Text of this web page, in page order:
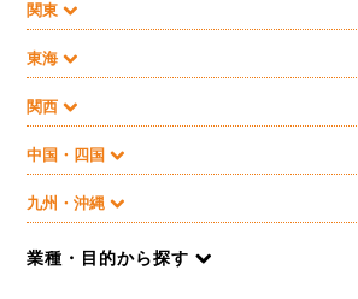
関東
東海
関西
中国・四国
九州・沖縄
業種・目的から探す